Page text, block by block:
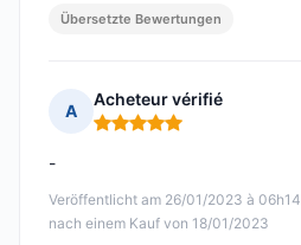
Übersetzte Bewertungen
A
Acheteur vérifié
Hinweis: 5 von 5
Veröffentlicht am 26/01/2023 à 06h14
nach einem Kauf von 18/01/2023
-